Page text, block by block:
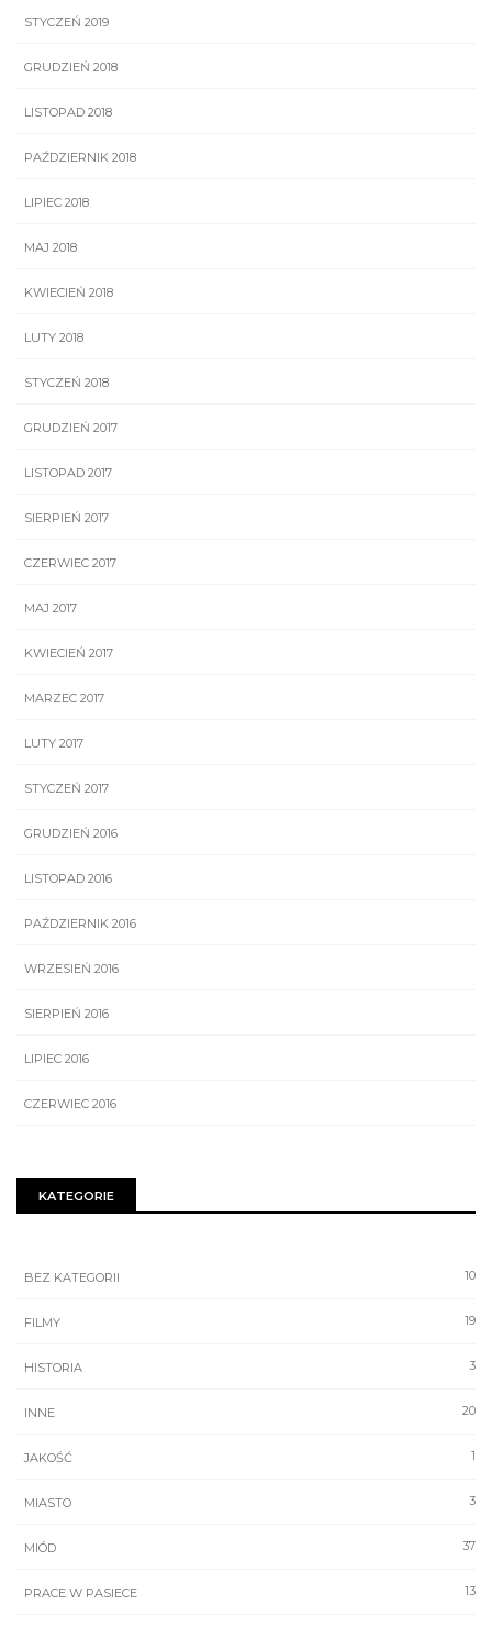
STYCZEŃ 2019
GRUDZIEŃ 2018
LISTOPAD 2018
PAŹDZIERNIK 2018
LIPIEC 2018
MAJ 2018
KWIECIEŃ 2018
LUTY 2018
STYCZEŃ 2018
GRUDZIEŃ 2017
LISTOPAD 2017
SIERPIEŃ 2017
CZERWIEC 2017
MAJ 2017
KWIECIEŃ 2017
MARZEC 2017
LUTY 2017
STYCZEŃ 2017
GRUDZIEŃ 2016
LISTOPAD 2016
PAŹDZIERNIK 2016
WRZESIEŃ 2016
SIERPIEŃ 2016
LIPIEC 2016
CZERWIEC 2016
KATEGORIE
10
BEZ KATEGORII
19
FILMY
3
HISTORIA
20
INNE
1
JAKOŚĆ
3
MIASTO
37
MIÓD
13
PRACE W PASIECE